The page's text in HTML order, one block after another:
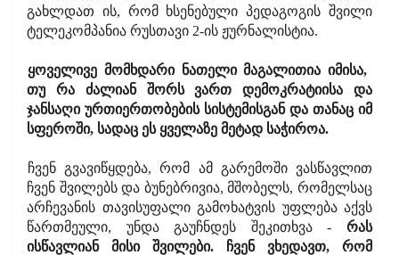
გახლდათ ის, რომ ხსენებული პედაგოგის შვილი
ტელეკომპანია რუსთავი 2-ის ჟურნალისტია.
ყოველივე მომხდარი ნათელი მაგალითია იმისა,
თუ რა ძალიან შორს ვართ დემოკრატიისა და
ჯანსაღი ურთიერთობების სისტემისგან და თანაც იმ
სფეროში, სადაც ეს ყველაზე მეტად საჭიროა.
ჩვენ გვავიწყდება, რომ ამ გარემოში ვასწავლით
ჩვენ შვილებს და ბუნებრივია, მშობელს, რომელსაც
არჩევანის თავისუფალი გამოხატვის უფლება აქვს
წართმეული, უნდა გაუჩნდეს შეკითხვა - რას
ისწავლიან მისი შვილები. ჩვენ ვხედავთ, რომ